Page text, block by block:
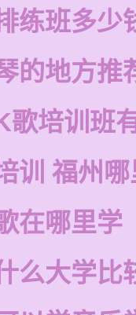
练班多少
的地方推
歌培训班
训 福州
在哪里学
么大学比